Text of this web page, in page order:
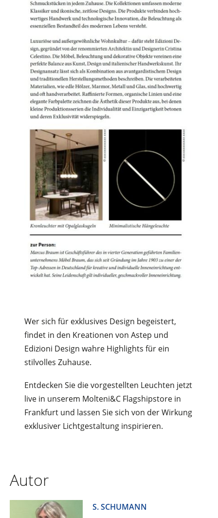
Wer sich für exklusives Design begeistert,
findet in den Kreationen von Astep und
Edizioni Design wahre Highlights für ein
stilvolles Zuhause.
Entdecken Sie die vorgestellten Leuchten jetzt
live in unserem Molteni&C Flagshipstore in
Frankfurt und lassen Sie sich von der Wirkung
exklusiver Lichtgestaltung inspirieren.
Autor
S. SCHUMANN